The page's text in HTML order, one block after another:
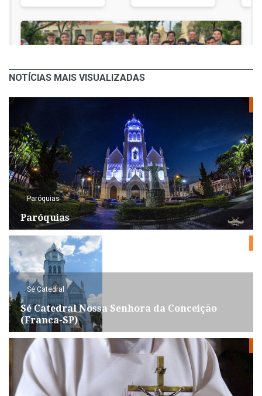
NOTÍCIAS MAIS VISUALIZADAS
Paróquias
Paróquias
Sé Catedral
Sé Catedral Nossa Senhora da Conceição
(Franca-SP)